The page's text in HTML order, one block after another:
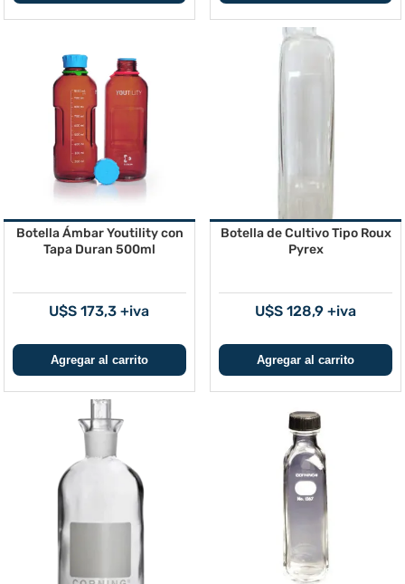
Botella Ámbar Youtility con
Tapa Duran 500ml
U$S 173,3 +iva
Botella de Cultivo Tipo Roux
Pyrex
U$S 128,9 +iva